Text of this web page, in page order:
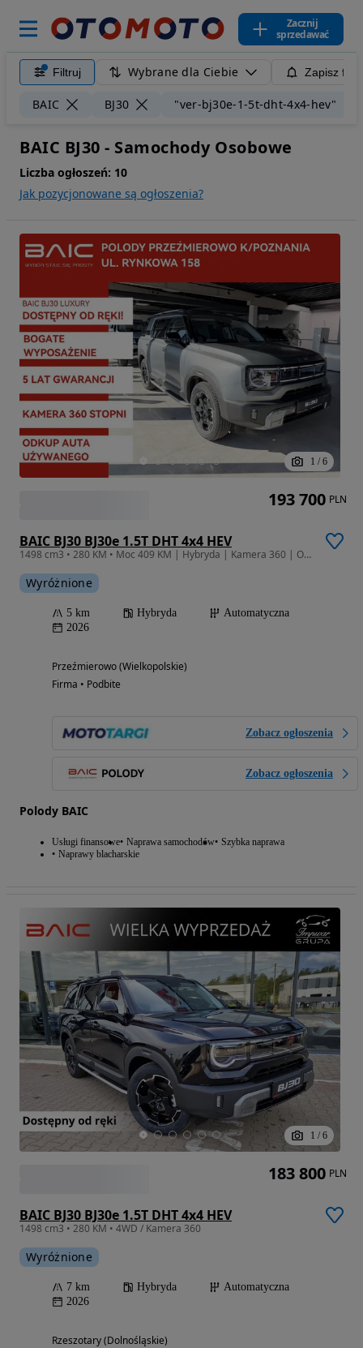
Zacznij
sprzedawać
Filtruj Wybrane dla Ciebie Zapisz
BAIC BJ30 "ver-bj30e-1-5t-dht-4x4-hev"
BAIC BJ30 - Samochody Osobowe
Liczba ogłoszeń: 10
Jak pozycjonowane są ogłoszenia?
1 / 6
BAIC BJ30 BJ30e 1.5T DHT 4x4 HEV
1498 cm3 • 280 KM • Moc 409 KM | Hybryda | Kamera 360 | Okno dachowe | 7-trybów jazdy HAK
Wyróżnione
5 km Hybryda
Automatyczna
2026
Przeźmierowo (Wielkopolskie)
Firma • Podbite
Zobacz ogłoszenia
Zobacz ogłoszenia
Polody BAIC
Usługi finansowe Naprawa samochodów Szybka naprawa
Naprawy blacharskie
193 700 PLN
1 / 6
BAIC BJ30 BJ30e 1.5T DHT 4x4 HEV
1498 cm3 • 280 KM • 4WD / Kamera 360
Wyróżnione
7 km Hybryda
Automatyczna
2026
Rzeszotary (Dolnośląskie)
183 800 PLN